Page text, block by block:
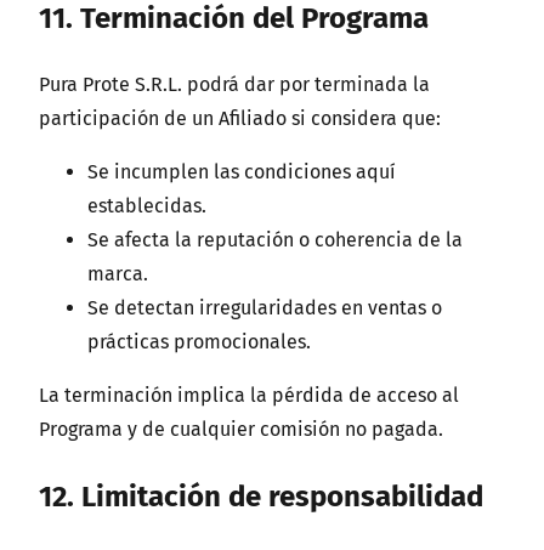
11. Terminación del Programa
Pura Prote S.R.L. podrá dar por terminada la
participación de un Afiliado si considera que:
Se incumplen las condiciones aquí
establecidas.
Se afecta la reputación o coherencia de la
marca.
Se detectan irregularidades en ventas o
prácticas promocionales.
La terminación implica la pérdida de acceso al
Programa y de cualquier comisión no pagada.
12. Limitación de responsabilidad